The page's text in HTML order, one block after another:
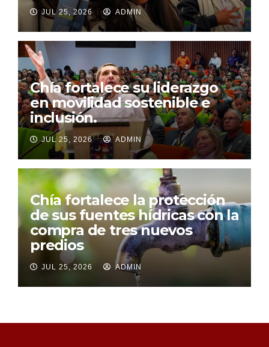
JUL 25, 2026 ADMIN
Chía fortalece su liderazgo
en movilidad sostenible e
inclusión.
JUL 25, 2026 ADMIN
Chía fortalece la protección
de sus fuentes hídricas con la
compra de tres nuevos
predios
JUL 25, 2026 ADMIN